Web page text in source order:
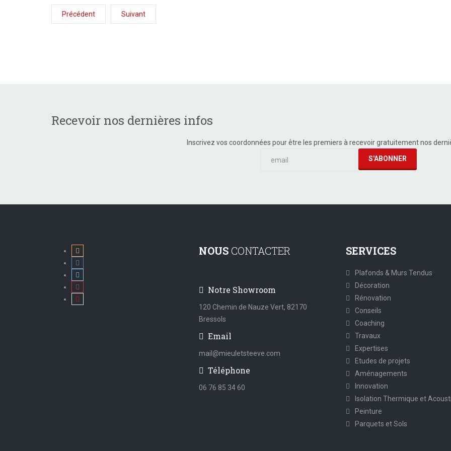
Précédent Suivant
Recevoir nos dernières infos
Inscrivez vos coordonnées pour être les premiers à recevoir gratuitement nos
NOUSCONTACTER
Notre Showroom
120 Chemin de Nauze Vert, 82170
Bressols
Email
mail@mieuletsteeve.com
Téléphone
06 76 85 34 60
SERVICES
Plafonds & Murs Tendus
Décoration
Rénovation
Conseils
Coaching
Travaux
Expertises
Etudes de projets
Aménagements
Innovation
Isolation Thermique et
Peinture
Parquets et Sols